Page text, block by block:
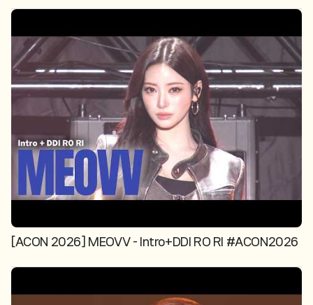
[ACON 2026] MEOVV - Intro+DDI RO RI #ACON2026